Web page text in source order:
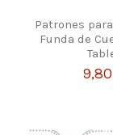
Patrones
Funda de